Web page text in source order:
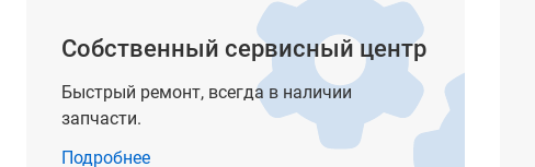
Собственный сервисный центр
Быстрый ремонт, всегда в наличии
запчасти.
Подробнее